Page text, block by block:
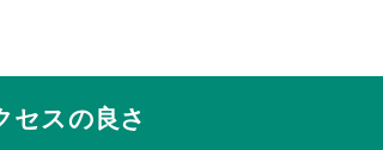
セスの良さ